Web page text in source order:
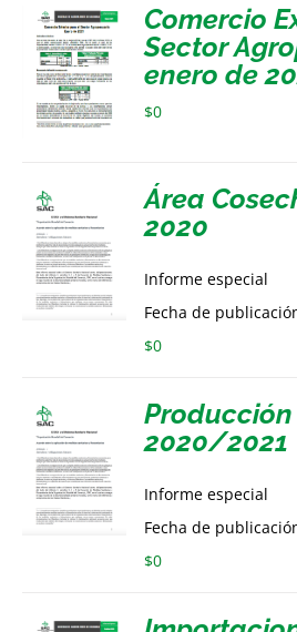
Comercio
Sector
enero de
$0
Área
2020
Informe especial
Fecha de
$0
2020/2021
Informe especial
Fecha de
$0